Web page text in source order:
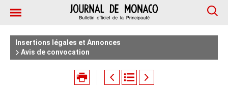
Insertions légales et Annonces
Avis de convocation